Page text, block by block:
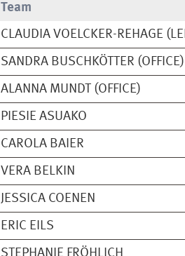
Team
CLAUDIA VOELCKER-REHAGE
SANDRA BUSCHKÖTTER (OFFICE)
ALANNA MUNDT (OFFICE)
PIESIE ASUAKO
CAROLA BAIER
VERA BELKIN
JESSICA COENEN
ERIC EILS
STEPHANIE FRÖHLICH